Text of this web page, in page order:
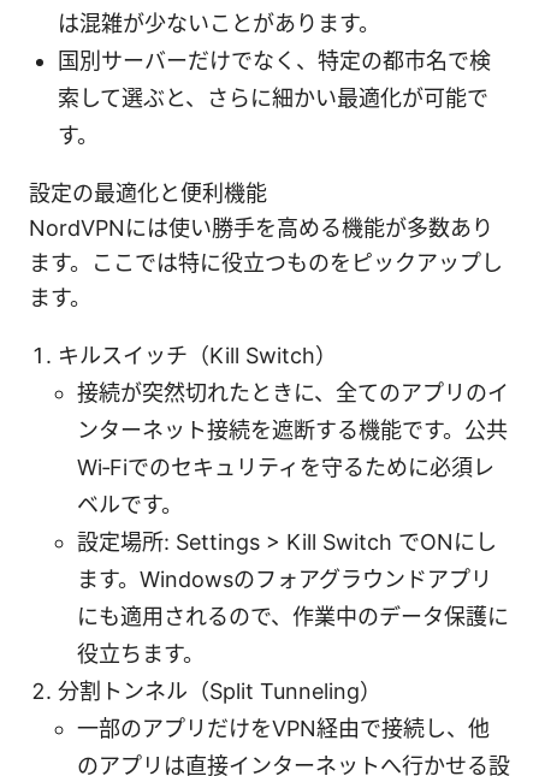
は混雑が少ないことがあります。
国別サーバーだけでなく、特定の都市名で検
索して選ぶと、さらに細かい最適化が可能で
す。
設定の最適化と便利機能
NordVPNには使い勝手を高める機能が多数あり
ます。ここでは特に役立つものをピックアップし
ます。
キルスイッチ（Kill Switch）
接続が突然切れたときに、全てのアプリのイ
ンターネット接続を遮断する機能です。公共
Wi‑Fiでのセキュリティを守るために必須レ
ベルです。
設定場所: Settings > Kill Switch でONにし
ます。Windowsのフォアグラウンドアプリ
にも適用されるので、作業中のデータ保護に
役立ちます。
分割トンネル（Split Tunneling）
一部のアプリだけをVPN経由で接続し、他
のアプリは直接インターネットへ行かせる設